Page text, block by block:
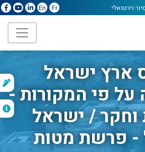
וירטואלי Fr
En
ארץ ישראל
על פי המקורות -
וחקר / ישראל
- פרשת מטות